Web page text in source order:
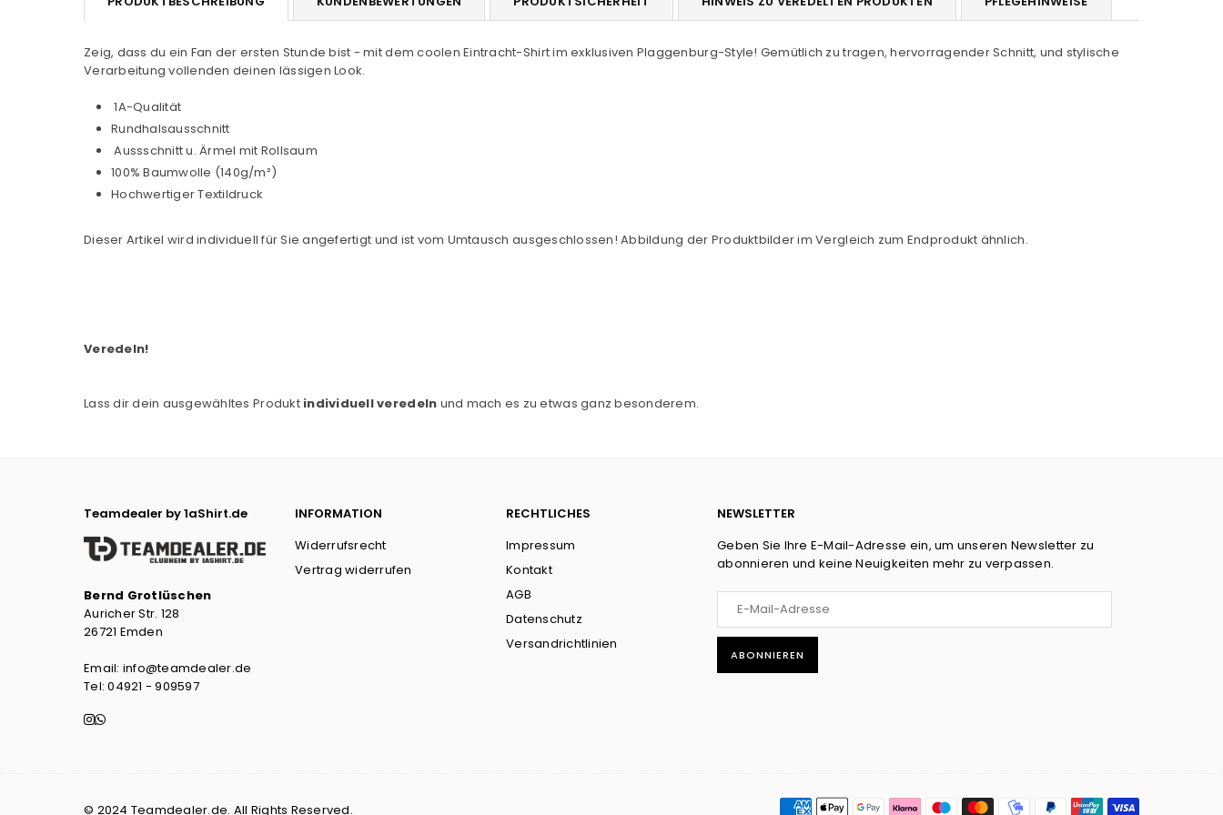
Zeig, dass du ein Fan der ersten Stunde bist - mit dem coolen Eintracht-Shirt im exklusiven Plaggenburg-Style! Gemütlich zu tragen, hervorragender Schnitt, und stylische
Verarbeitung vollenden deinen lässigen Look.
1A-Qualität
Rundhalsausschnitt
Aussschnitt u. Ärmel mit Rollsaum
100% Baumwolle (140g/m²)
Hochwertiger Textildruck
Dieser Artikel wird individuell für Sie angefertigt und ist vom Umtausch ausgeschlossen! Abbildung der Produktbilder im Vergleich zum Endprodukt ähnlich.
Veredeln!
Lass dir dein ausgewähltes Produktindividuell veredeln und mach es zu etwas ganz besonderem.
Teamdealer by 1aShirt.de
Bernd Grotlüschen
Auricher Str. 128
26721 Emden
Email: info@teamdealer.de
Tel: 04921 - 909597
Instagram
Whatsapp
INFORMATION
Widerrufsrecht
Vertrag widerrufen
RECHTLICHES
Impressum
Kontakt
AGB
Datenschutz
Versandrichtlinien
NEWSLETTER
Geben Sie Ihre E-Mail-Adresse ein, um unseren Newsletter zu
abonnieren und keine Neuigkeiten mehr zu verpassen.
ABONNIEREN
© 2024 Teamdealer.de. All Rights Reserved.